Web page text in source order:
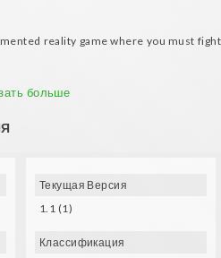
reality game where you must fight
gun barrel, coins, life bottle.
marker.jpg?dl=0
больше
Текущая Версия
1.1 (1)
Классификация